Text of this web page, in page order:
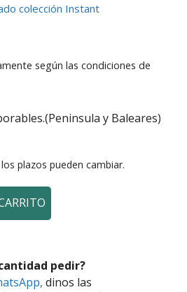
colección Instant
según las condiciones de
y Baleares)
plazos pueden cambiar.
pedir?
dinos las